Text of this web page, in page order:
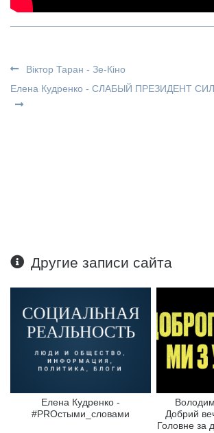
Віктор Таран - Зе-Кіно
Елена Кудренко - СЛАБЫЙ ПРЕЗИДЕНТ
Другие записи сайта
Елена Кудренко -
#PROстыми_словами
Добрий
Головне за